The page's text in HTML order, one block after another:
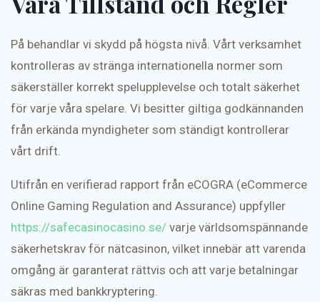
På behandlar vi skydd på högsta nivå. Vårt verksamhet
kontrolleras av stränga internationella normer som
säkerställer korrekt spelupplevelse och totalt säkerhet
för varje våra spelare. Vi besitter giltiga godkännanden
från erkända myndigheter som ständigt kontrollerar
vårt drift.
Utifrån en verifierad rapport från eCOGRA (eCommerce
Online Gaming Regulation and Assurance) uppfyller
https://safecasinocasino.se/ varje världsomspännande
säkerhetskrav för nätcasinon, vilket innebär att varenda
omgång är garanterat rättvis och att varje betalningar
säkras med bankkryptering.